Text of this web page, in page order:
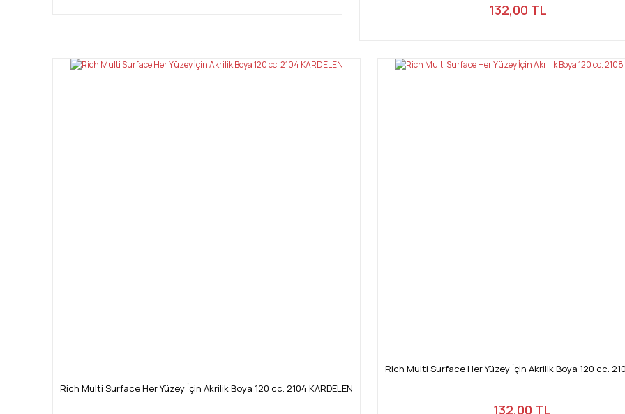
132,00 TL
Rich Multi Surface Her Yüzey İçin Akrilik Boya 120 cc. 2104 KARDELEN
Rich Multi Surface Her Yüzey İçin Akrilik Boya 120 cc.
132,00 TL